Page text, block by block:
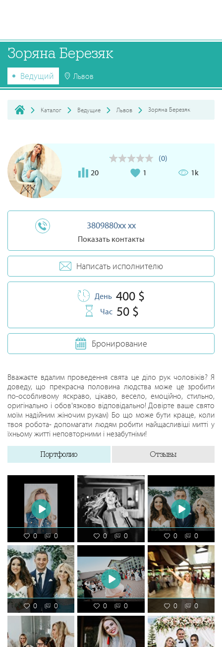
Зоряна Березяк
Ведущий Львов
Каталог Ведущие Львов Зоряна Березяк
(0)
20
1 1k
3809880xx xx
Показать контакты
Написать исполнителю
День 400 $
Час 50 $
Бронирование
Вважаєте вдалим проведення свята це діло рук чоловіків? Я
доведу, що прекрасна половина людства може це зробити
по-особливому яскраво, цікаво, весело, емоційно, стильно,
оригінально і обов'язково відповідально! Довірте ваше свято
моїм надійним жіночим рукам) Бо що може бути краще, коли
твоя робота- допомагати людям робити найщасливіші митті у
їхньому житті неповторними і незабутніми!
Портфолио Отзывы
0 0 0 0 0 0
0 0 0 0 0 0